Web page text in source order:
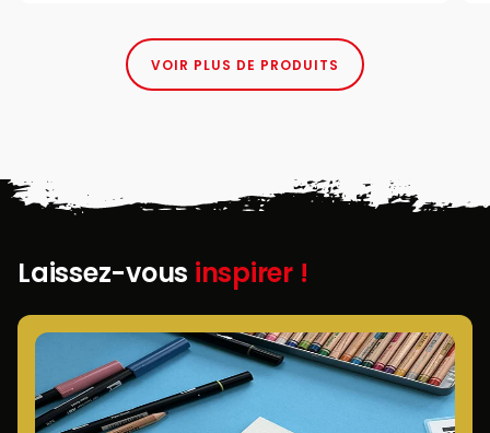
VOIR PLUS DE PRODUITS
Laissez-vous inspirer !